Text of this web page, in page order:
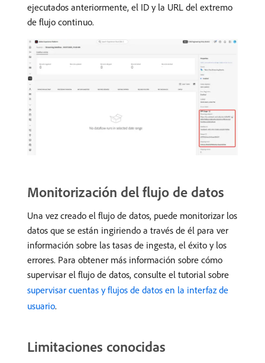
ejecutados anteriormente, el ID y la URL del extremo
de flujo continuo.
Monitorización del flujo de datos
Una vez creado el flujo de datos, puede monitorizar los
datos que se están ingiriendo a través de él para ver
información sobre las tasas de ingesta, el éxito y los
errores. Para obtener más información sobre cómo
supervisar el flujo de datos, consulte el tutorial sobre
supervisar cuentas y flujos de datos en la interfaz de
usuario.
Limitaciones conocidas